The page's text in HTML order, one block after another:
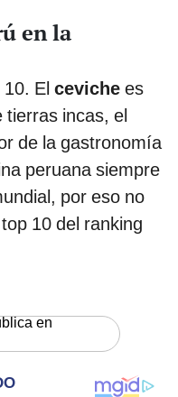
en la
El ceviche es
tierras incas, el
de la gastronomía
peruana siempre
por eso no
10 del ranking
en